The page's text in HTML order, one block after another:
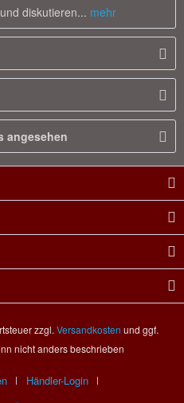
diskutieren... mehr
angesehen
zzgl. Versandkosten und ggf.
nicht anders beschrieben
Händler-Login